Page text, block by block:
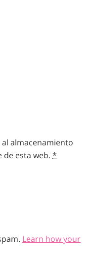
almacenamiento
esta web. *
Learn how your